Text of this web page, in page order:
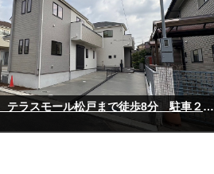
～松戸市小金原 テラスモール松戸まで徒歩8分 駐車２台可能～